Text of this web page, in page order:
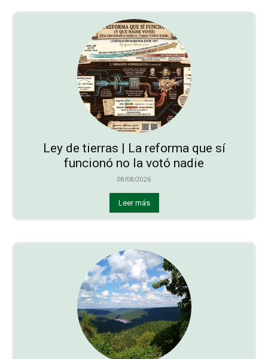
Ley de tierras | La reforma que sí
funcionó no la votó nadie
08/08/2026
Leer más